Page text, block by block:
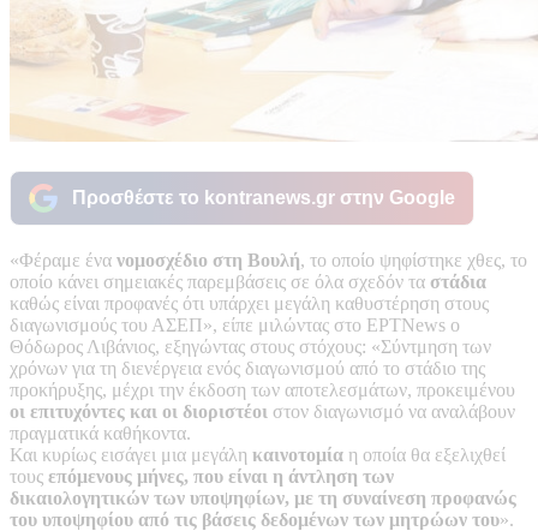
Προσθέστε το kontranews.gr στην Google
«Φέραμε ένα νομοσχέδιο στη Βουλή, το οποίο ψηφίστηκε χθες, το
οποίο κάνει σημειακές παρεμβάσεις σε όλα σχεδόν τα στάδια
καθώς είναι προφανές ότι υπάρχει μεγάλη καθυστέρηση στους
διαγωνισμούς του ΑΣΕΠ», είπε μιλώντας στο ΕΡΤΝews ο
Θόδωρος Λιβάνιος, εξηγώντας στους στόχους: «Σύντμηση των
χρόνων για τη διενέργεια ενός διαγωνισμού από το στάδιο της
προκήρυξης, μέχρι την έκδοση των αποτελεσμάτων, προκειμένου
οι επιτυχόντες και οι διοριστέοι στον διαγωνισμό να αναλάβουν
πραγματικά καθήκοντα.
Και κυρίως εισάγει μια μεγάλη καινοτομία η οποία θα εξελιχθεί
τους επόμενους μήνες, που είναι η άντληση των
δικαιολογητικών των υποψηφίων, με τη συναίνεση προφανώς
του υποψηφίου από τις βάσεις δεδομένων των μητρώων του».